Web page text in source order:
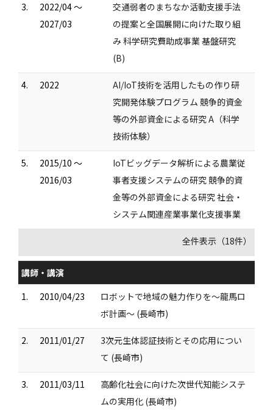
3.
2022/04 ～
2027/03
交通弱者のまちなか活動支援手法
の提案と全国展開に向けた取り組
み 科学研究費助成事業 基盤研究
(B)
4. 2022
AI/IoT技術を活用したもの作り研
究開発体験プログラム 競争的資金
等の外部資金による研究 A（科学
技術体験）
5.
2015/10 ～
2016/03
IoTビッグデータ解析による農業従
事者支援システムの研究 競争的資
金等の外部資金による研究 社会・
システム関連産業事業化支援事業
全件表示（18件）
講師・講演
1.
2010/04/23
ロボットで地域の魅力作りを～龍馬ロ
ボ計画～ (長崎市)
2. 2011/01/27
3次元生体認証技術とその応用につい
て (長崎市)
3. 2011/03/11
高齢化社会に向けた次世代知能システ
ムの実用化 (長崎市)